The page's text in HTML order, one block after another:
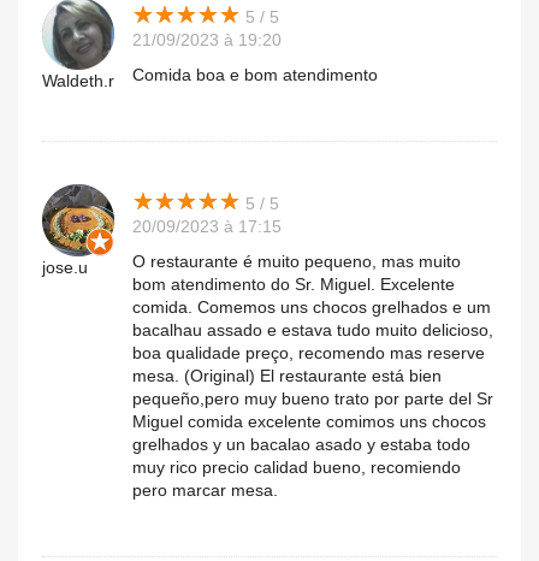
Waldeth.r
★★★★★
★★★★★ 5 / 5
21/09/2023 à 19:20
Comida boa e bom atendimento
jose.u
★★★★★
★★★★★ 5 / 5
20/09/2023 à 17:15
O restaurante é muito pequeno, mas muito
bom atendimento do Sr. Miguel. Excelente
comida. Comemos uns chocos grelhados e um
bacalhau assado e estava tudo muito delicioso,
boa qualidade preço, recomendo mas reserve
mesa. (Original) El restaurante está bien
pequeño,pero muy bueno trato por parte del Sr
Miguel comida excelente comimos uns chocos
grelhados y un bacalao asado y estaba todo
muy rico precio calidad bueno, recomiendo
pero marcar mesa.